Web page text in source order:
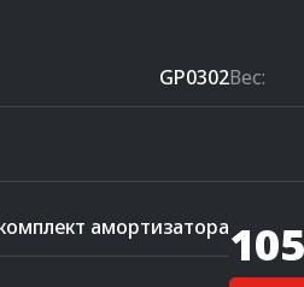
GP0302Вес:
амортизатора